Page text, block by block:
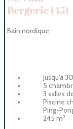
Bergerie (45)
Bain nordique
Jusqu'à 30
5
3 salles
Piscine
Ping-
245 m²